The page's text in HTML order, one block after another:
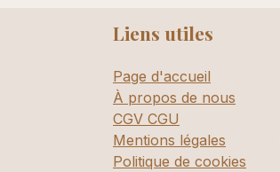
Liens utiles
Page d'accueil
À propos de nous
CGV CGU
Mentions légales
Politique de cookies